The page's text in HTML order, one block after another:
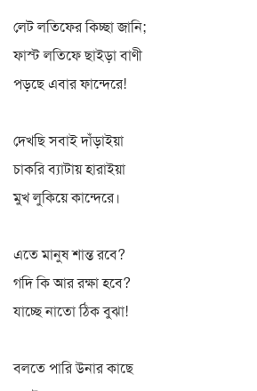
লেট লতিফের কিচ্ছা জানি;
ফাস্ট লতিফে ছাইড়া বাণী
পড়ছে এবার ফান্দেরে!
দেখছি সবাই দাঁড়াইয়া
চাকরি ব্যাটায় হারাইয়া
মুখ লুকিয়ে কান্দেরে।
এতে মানুষ শান্ত রবে?
গদি কি আর রক্ষা হবে?
যাচ্ছে নাতো ঠিক বুঝা!
বলতে পারি উনার কাছে